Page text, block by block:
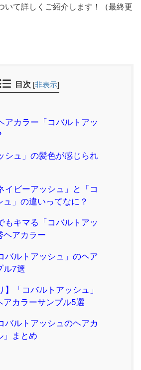
いて詳しくご紹介します！（最終更
目次 [非表示]
アカラー「コバルトアッ
シュ」の髪色が感じられ
イビーアッシュ」と「コ
」の違いってなに？
もキマる「コバルトアッ
ヘアカラー
バルトアッシュ」のヘア
ル7選
】「コバルトアッシュ」
アカラーサンプル5選
バルトアッシュのヘアカ
」まとめ